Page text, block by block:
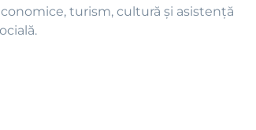
turism, cultură și asistență